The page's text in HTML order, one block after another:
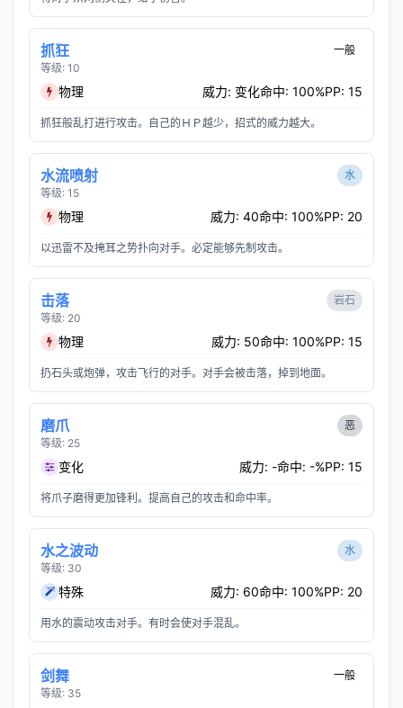
抓狂
等级: 10
一般
物理 威力: 变化命中: 100%PP: 15
抓狂般乱打进行攻击。自己的ＨＰ越少，招式的威力越大。
水流喷射
等级: 15
水
物理 威力: 40命中: 100%PP: 20
以迅雷不及掩耳之势扑向对手。必定能够先制攻击。
击落
等级: 20
岩石
物理 威力: 50命中: 100%PP: 15
扔石头或炮弹，攻击飞行的对手。对手会被击落，掉到地面。
磨爪
等级: 25
恶
变化 威力: -命中: -%PP: 15
将爪子磨得更加锋利。提高自己的攻击和命中率。
水之波动
等级: 30
水
特殊 威力: 60命中: 100%PP: 20
用水的震动攻击对手。有时会使对手混乱。
剑舞
等级: 35
一般